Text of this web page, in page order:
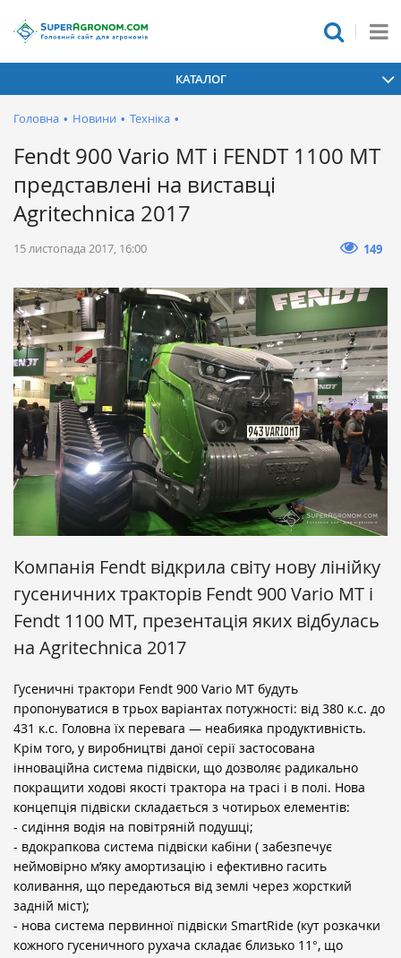
КАТАЛОГ
Головна • Новини • Техніка •
Fendt 900 Vario MT і FENDT 1100 МТ
представлені на виставці
Agritechnica 2017
15 листопада 2017, 16:00 149
Компанія Fendt відкрила світу нову лінійку
гусеничних тракторів Fendt 900 Vario MT і
Fendt 1100 MT, презентація яких відбулась
на Agritechnica 2017
Гусеничні трактори Fendt 900 Vario MT будуть
пропонуватися в трьох варіантах потужності: від 380 к.с. до
431 к.с. Головна їх перевага — неабияка продуктивність.
Крім того, у виробництві даної серії застосована
інноваційна система підвіски, що дозволяє радикально
покращити ходові якості трактора на трасі і в полі. Нова
концепція підвіски складається з чотирьох елементів:
- сидіння водія на повітряній подушці;
- вдокрапкова система підвіски кабіни ( забезпечує
неймовірно м’яку амортизацію і ефективно гасить
коливання, що передаються від землі через жорсткий
задній міст);
- нова система первинної підвіски SmartRide (кут розкачки
кожного гусеничного рухача складає близько 11°, що